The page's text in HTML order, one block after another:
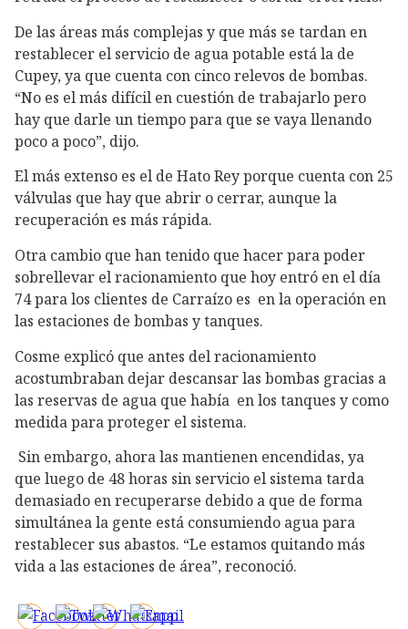
De las áreas más complejas y que más se tardan en
restablecer el servicio de agua potable está la de
Cupey, ya que cuenta con cinco relevos de bombas.
“No es el más difícil en cuestión de trabajarlo pero
hay que darle un tiempo para que se vaya llenando
poco a poco”, dijo.
El más extenso es el de Hato Rey porque cuenta con 25
válvulas que hay que abrir o cerrar, aunque la
recuperación es más rápida.
Otra cambio que han tenido que hacer para poder
sobrellevar el racionamiento que hoy entró en el día
74 para los clientes de Carraízo es en la operación en
las estaciones de bombas y tanques.
Cosme explicó que antes del racionamiento
acostumbraban dejar descansar las bombas gracias a
las reservas de agua que había en los tanques y como
medida para proteger el sistema.
Sin embargo, ahora las mantienen encendidas, ya
que luego de 48 horas sin servicio el sistema tarda
demasiado en recuperarse debido a que de forma
simultánea la gente está consumiendo agua para
restablecer sus abastos. “Le estamos quitando más
vida a las estaciones de área”, reconoció.